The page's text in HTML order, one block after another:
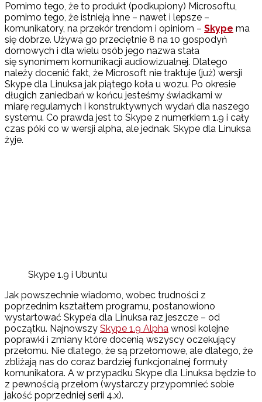
Pomimo tego, że to produkt (podkupiony) Microsoftu,
pomimo tego, że istnieją inne – nawet i lepsze –
komunikatory, na przekór trendom i opiniom – Skype ma
się dobrze. Używa go przeciętnie 8 na 10 gospodyń
domowych i dla wielu osób jego nazwa stała
się synonimem komunikacji audiowizualnej. Dlatego
należy docenić fakt, że Microsoft nie traktuje (już) wersji
Skype dla Linuksa jak piątego koła u wozu. Po okresie
długich zaniedbań w końcu jesteśmy świadkami w
miarę regularnych i konstruktywnych wydań dla naszego
systemu. Co prawda jest to Skype z numerkiem 1.9 i cały
czas póki co w wersji alpha, ale jednak. Skype dla Linuksa
żyje.
Skype 1.9 i Ubuntu
Jak powszechnie wiadomo, wobec trudności z
poprzednim kształtem programu, postanowiono
wystartować Skype’a dla Linuksa raz jeszcze – od
początku. Najnowszy Skype 1.9 Alpha wnosi kolejne
poprawki i zmiany które docenią wszyscy oczekujący
przełomu. Nie dlatego, że są przełomowe, ale dlatego, że
zbliżają nas do coraz bardziej funkcjonalnej formuły
komunikatora. A w przypadku Skype dla Linuksa będzie to
z pewnością przełom (wystarczy przypomnieć sobie
jakość poprzedniej serii 4.x).